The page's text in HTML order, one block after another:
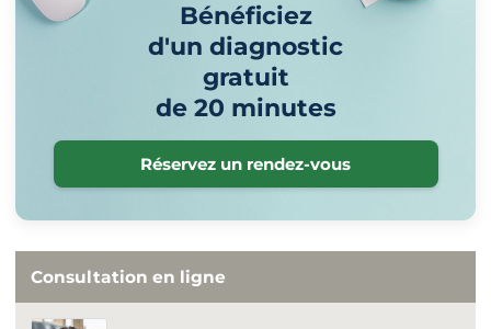
Bénéficiez
d'un diagnostic
gratuit
de 20 minutes
Réservez un rendez-vous
Consultation en ligne